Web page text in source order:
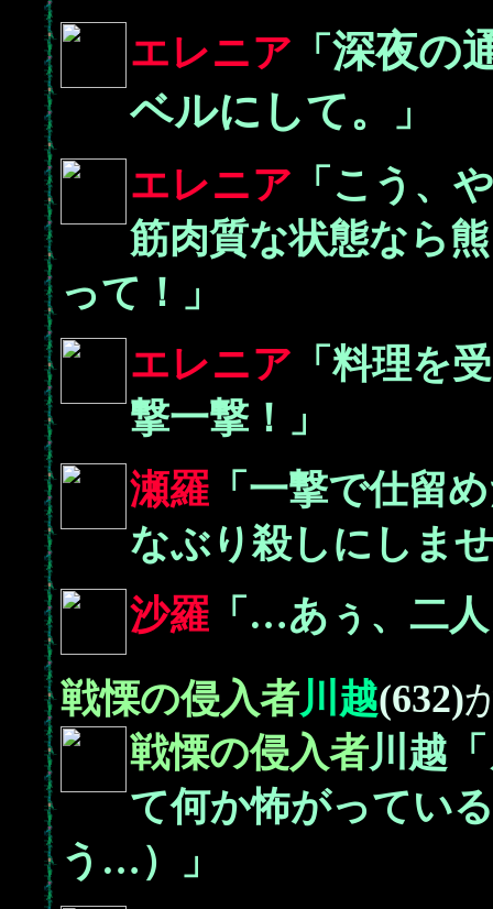
エレニア 「 深夜の
ベルにして。
」
エレニア 「こう、
筋肉質な状態なら
って！」
エレニア 「料理を
撃一撃！」
瀬羅 「一撃で仕留
なぶり殺しにしま
沙羅 「…あぅ、二
戦慄の侵入者川越(632)
戦慄の侵入者川越
て何か怖がってい
う…）」